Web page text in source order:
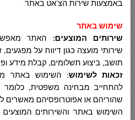
المحاسبة
المشتريات
الجباية - الأرنونا
באמצעות שירות הצ'אט באתר .
שימוש באתר
שירותים המוצעים: האתר
שירותי מועצה כגון דיווח על מפגעים,
תושב, ביצוע תשלומים, קבלת מידע
זכאות לשימוש: השימוש באתר
להתחייב מבחינה משפטית,
שהוריהם או אפוטרופסיהם מאשרים
השימוש באתר והשירותים המוצעים